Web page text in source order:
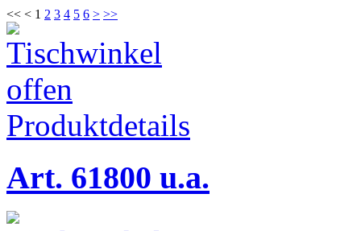
<< < 1 2 3 4 5 6 > >>
Produktdetails
Art. 61800 u.a.